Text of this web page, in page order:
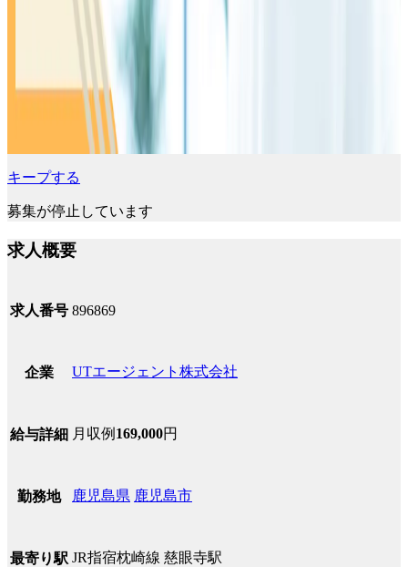
キープする
募集が停止しています
求人概要
求人番号 896869
企業 UTエージェント株式会社
給与詳細 月収例 169,000円
勤務地 鹿児島県 鹿児島市
最寄り駅 JR指宿枕崎線 慈眼寺駅